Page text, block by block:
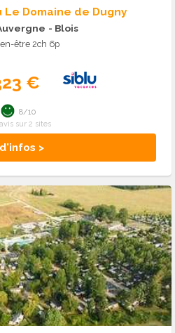
Le Domaine de Dugny
- Blois
être 2ch 6p
€
>
8/10
sur 2 sites